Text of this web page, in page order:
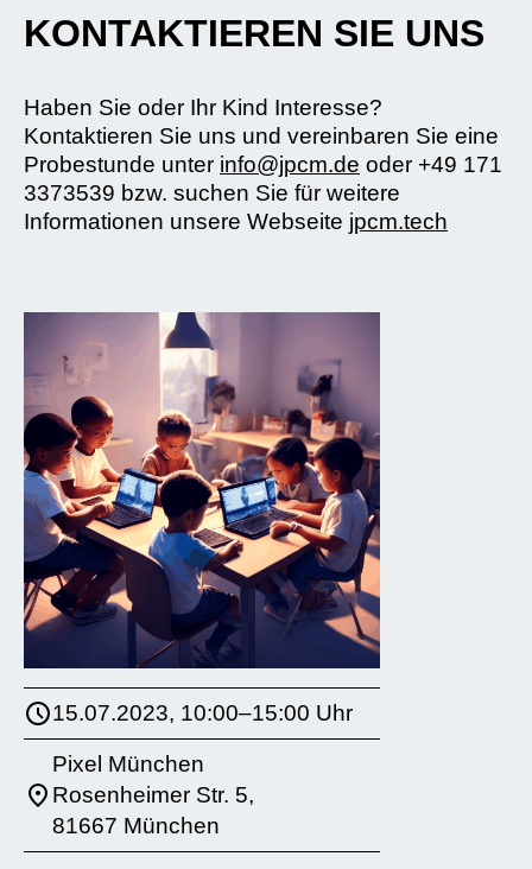
KONTAKTIEREN SIE UNS
Haben Sie oder Ihr Kind Interesse?
Kontaktieren Sie uns und vereinbaren Sie eine
Probestunde unter info@jpcm.de oder +49 171
3373539 bzw. suchen Sie für weitere
Informationen unsere Webseite jpcm.tech
15.07.2023, 10:00–15:00 Uhr
Pixel München
Rosenheimer Str. 5,
81667 München